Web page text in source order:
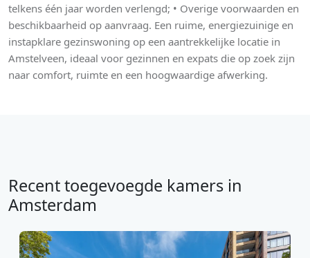
telkens één jaar worden verlengd; • Overige voorwaarden en
beschikbaarheid op aanvraag. Een ruime, energiezuinige en
instapklare gezinswoning op een aantrekkelijke locatie in
Amstelveen, ideaal voor gezinnen en expats die op zoek zijn
naar comfort, ruimte en een hoogwaardige afwerking.
Recent toegevoegde kamers in
Amsterdam